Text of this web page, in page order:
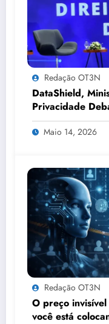
Redação OT3N
DataShield,
Privacidade
Tecnologia, IA e
Congresso de
Maio 14, 2026
Redação OT3N
O preço
você está